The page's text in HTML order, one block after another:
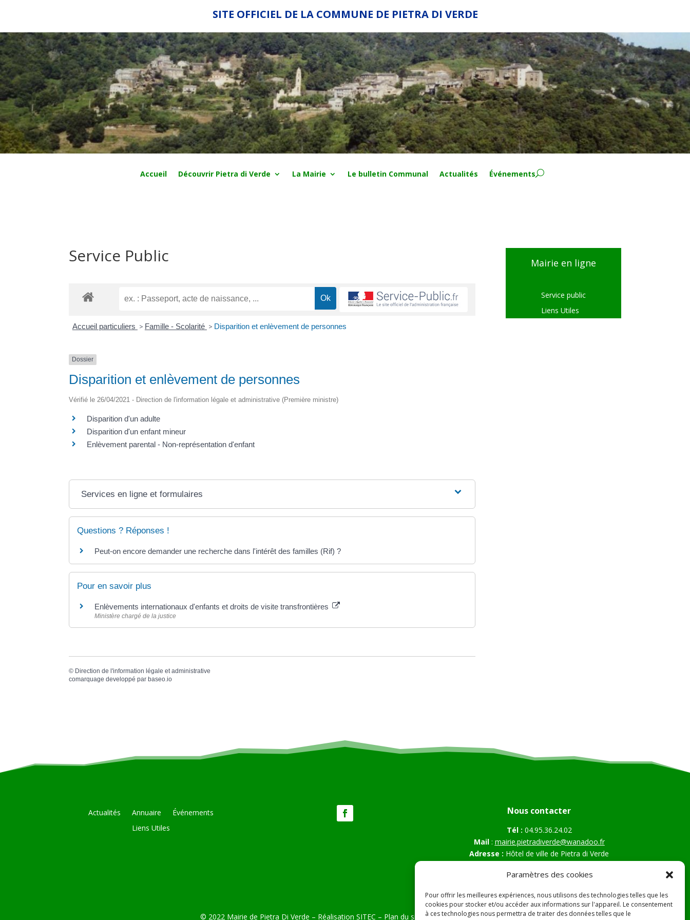
Paramètres des cookies
Pour offrir les meilleures expériences, nous utilisons des technologies telles que les
cookies pour stocker et/ou accéder aux informations sur l'appareil. Le consentement
à ces technologies nous permettra de traiter des données telles que le
SITE OFFICIEL DE LA COMMUNE DE PIETRA DI VERDE
Accueil Découvrir Pietra di Verde La Mairie Le bulletin Communal Actualités Événements
Service Public
Accueil particuliers > Famille - Scolarité > Disparition et enlèvement de personnes
Dossier
Disparition et enlèvement de personnes
Vérifié le 26/04/2021 - Direction de l'information légale et administrative (Première ministre)
Disparition d'un adulte
Disparition d'un enfant mineur
Enlèvement parental - Non-représentation d'enfant
Services en ligne et formulaires
Questions ? Réponses !
Peut-on encore demander une recherche dans l'intérêt des familles (Rif) ?
Pour en savoir plus
Enlèvements internationaux d'enfants et droits de visite transfrontières
Ministère chargé de la justice
© Direction de l'information légale et administrative
comarquage developpé par baseo.io
Mairie en ligne
Service public
Liens Utiles
Actualités Annuaire
Événements
Liens Utiles
Nous contacter
Tél : 04.95.36.24.02
Mail: mairie.pietradiverde@wanadoo.fr
Adresse : Hôtel de ville de Pietra di Verde
20230 Pietra di Verde
© 2022 Mairie de Pietra Di Verde – Réalisation SITEC – Plan du site – Mentions Légales